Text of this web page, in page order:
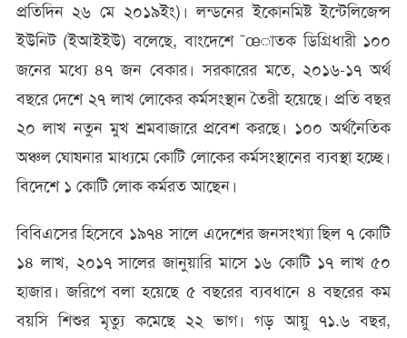
প্রতিদিন ২৬ মে ২০১৯ইং)। লন্ডনের ইকোনমিষ্ট ইন্টেলিজেন্স
ইউনিট (ইআইইউ) বলেছে, বাংদেশে ¯œাতক ডিগ্রিধারী ১০০
জনের মধ্যে ৪৭ জন বেকার। সরকারের মতে, ২০১৬-১৭ অর্থ
বছরে দেশে ২৭ লাখ লোকের কর্মসংস্থান তৈরী হয়েছে। প্রতি বছর
২০ লাখ নতুন মুখ শ্রমবাজারে প্রবেশ করছে। ১০০ অর্থনৈতিক
অঞ্চল ঘোষনার মাধ্যমে কোটি লোকের কর্মসংস্থানের ব্যবস্থা হচ্ছে।
বিদেশে ১ কোটি লোক কর্মরত আছেন।
বিবিএসের হিসেবে ১৯৭৪ সালে এদেশের জনসংখ্যা ছিল ৭ কোটি
১৪ লাখ, ২০১৭ সালের জানুয়ারি মাসে ১৬ কোটি ১৭ লাখ ৫০
হাজার। জরিপে বলা হয়েছে ৫ বছরের ব্যবধানে ৪ বছরের কম
বয়সি শিশুর মৃত্যু কমেছে ২২ ভাগ। গড় আয়ু ৭১.৬ বছর,